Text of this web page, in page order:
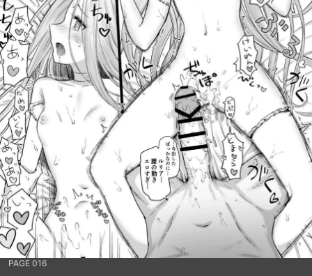
PAGE 016